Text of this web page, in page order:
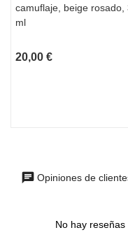
camuflaje, beige rosado,
ml
20,00 €
Opiniones de
No hay